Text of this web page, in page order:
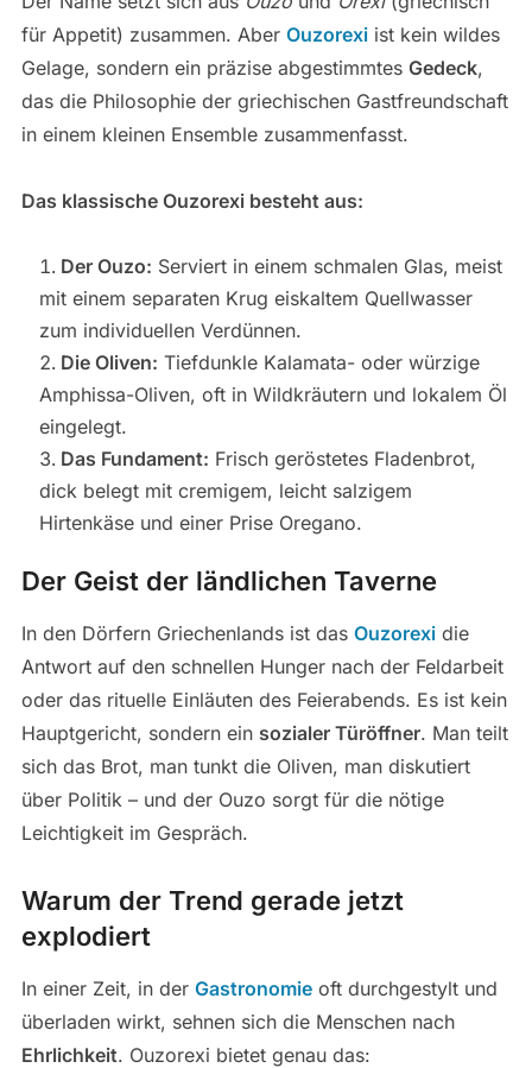
für Appetit) zusammen. Aber Ouzorexiist kein wildes
Gelage, sondern ein präzise abgestimmtes Gedeck,
das die Philosophie der griechischen Gastfreundschaft
in einem kleinen Ensemble zusammenfasst.
Das klassische Ouzorexi besteht aus:
Der Ouzo: Serviert in einem schmalen Glas, meist
mit einem separaten Krug eiskaltem Quellwasser
zum individuellen Verdünnen.
Die Oliven: Tiefdunkle Kalamata- oder würzige
Amphissa-Oliven, oft in Wildkräutern und lokalem Öl
eingelegt.
Das Fundament: Frisch geröstetes Fladenbrot,
dick belegt mit cremigem, leicht salzigem
Hirtenkäse und einer Prise Oregano.
Der Geist der ländlichen Taverne
In den Dörfern Griechenlands ist das Ouzorexidie
Antwort auf den schnellen Hunger nach der Feldarbeit
oder das rituelle Einläuten des Feierabends. Es ist kein
Hauptgericht, sondern ein sozialer Türöffner. Man teilt
sich das Brot, man tunkt die Oliven, man diskutiert
über Politik – und der Ouzo sorgt für die nötige
Leichtigkeit im Gespräch.
Warum der Trend gerade jetzt
explodiert
In einer Zeit, in der Gastronomieoft durchgestylt und
überladen wirkt, sehnen sich die Menschen nach
Ehrlichkeit. Ouzorexi bietet genau das: